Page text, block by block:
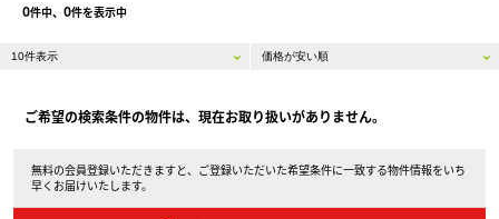
0件中、 0件を表示中
ご希望の検索条件の物件は、現在お取り扱いがありません。
無料の会員登録いただきますと、ご登録いただいた希望条件に一致する物件情報をいち
早くお届けいたします。